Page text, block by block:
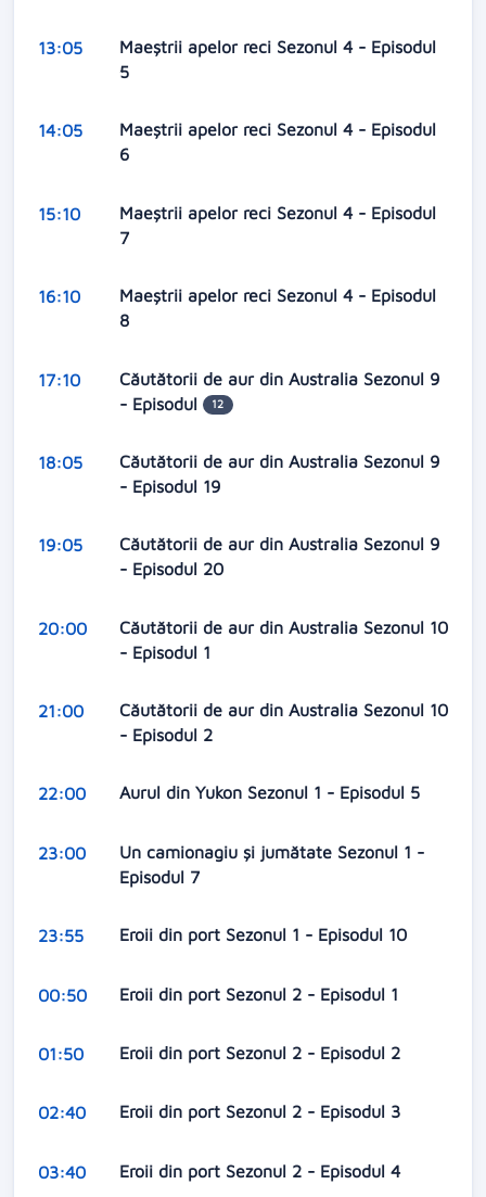
13:05
Maeștrii apelor reci Sezonul 4 - Episodul
5
14:05
Maeștrii apelor reci Sezonul 4 - Episodul
6
15:10
Maeștrii apelor reci Sezonul 4 - Episodul
7
16:10
Maeștrii apelor reci Sezonul 4 - Episodul
8
17:10
Căutătorii de aur din Australia Sezonul 9
- Episodul
12
18:05
Căutătorii de aur din Australia Sezonul 9
- Episodul 19
19:05
Căutătorii de aur din Australia Sezonul 9
- Episodul 20
20:00
Căutătorii de aur din Australia Sezonul 10
- Episodul 1
21:00
Căutătorii de aur din Australia Sezonul 10
- Episodul 2
22:00 Aurul din Yukon Sezonul 1 - Episodul 5
23:00
Un camionagiu și jumătate Sezonul 1 -
Episodul 7
23:55 Eroii din port Sezonul 1 - Episodul 10
00:50 Eroii din port Sezonul 2 - Episodul 1
01:50 Eroii din port Sezonul 2 - Episodul 2
02:40 Eroii din port Sezonul 2 - Episodul 3
03:40 Eroii din port Sezonul 2 - Episodul 4